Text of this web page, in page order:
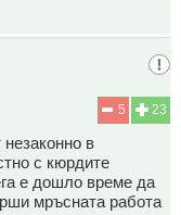
23
5
в
с кюрдите
е дошло време да
мръсната работа